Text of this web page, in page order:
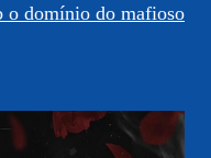
domínio do mafioso